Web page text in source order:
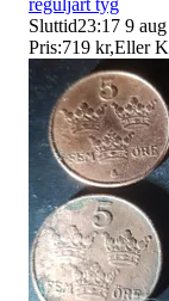
Sluttid23:17 9
Pris:719 kr,Eller